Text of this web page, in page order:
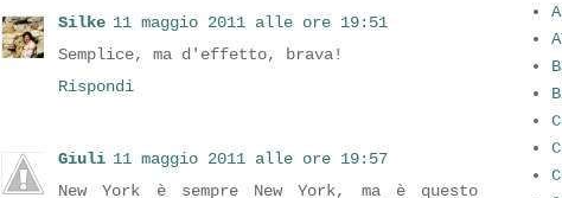
Silke 11 maggio 2011 alle ore 19:51
Semplice, ma d'effetto, brava!
Rispondi
Giuli 11 maggio 2011 alle ore 19:57
New York è sempre New York, ma è questo